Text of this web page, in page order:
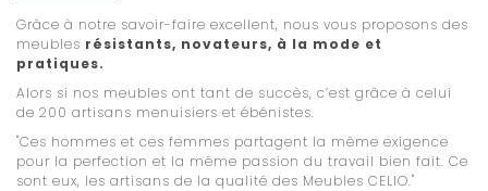
Grâce à notre savoir-faire excellent, nous vous proposons des
meubles résistants, novateurs, à la mode et
pratiques.
Alors si nos meubles ont tant de succès, c’est grâce à celui
de 200 artisans menuisiers et ébénistes.
"Ces hommes et ces femmes partagent la même exigence
pour la perfection et la même passion du travail bien fait. Ce
sont eux, les artisans de la qualité des Meubles CELIO."